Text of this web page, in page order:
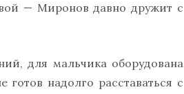
— Миронов давно дружит с
для мальчика оборудована
надолго расставаться с